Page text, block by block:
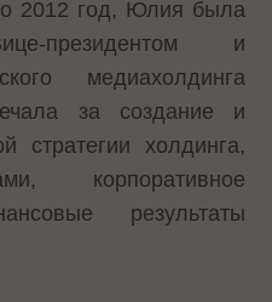
2012 год, Юлия была
президентом и
медиахолдинга
за создание и
стратегии холдинга,
корпоративное
результаты